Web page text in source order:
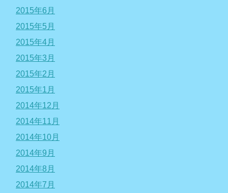
2015年6月
2015年5月
2015年4月
2015年3月
2015年2月
2015年1月
2014年12月
2014年11月
2014年10月
2014年9月
2014年8月
2014年7月